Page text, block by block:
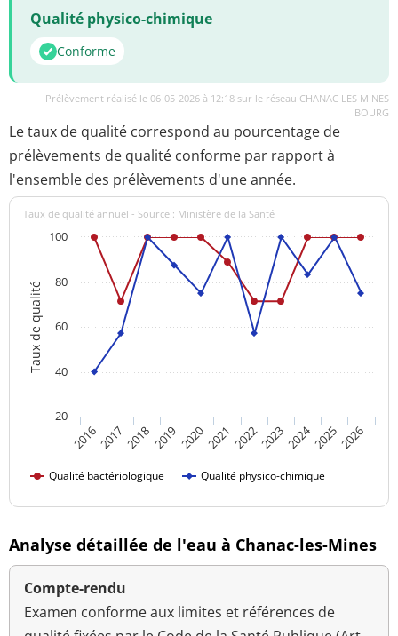
Qualité physico-chimique
Conforme
Prélèvement réalisé le 06-05-2026 à 12:18 sur le réseau CHANAC LES MINES
BOURG
Le taux de qualité correspond au pourcentage de
prélèvements de qualité conforme par rapport à
l'ensemble des prélèvements d'une année.
Taux de qualité
Taux de qualité annuel - Source : Ministère de la Santé
Qualité bactériologique Qualité physico-chimique
20162017 201820192020202120222023202420252026
20
40
60
80
100
Analyse détaillée de l'eau à Chanac-les-Mines
Compte-rendu
Examen conforme aux limites et références de